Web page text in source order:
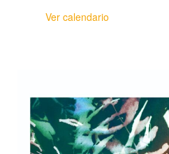
Ver calendario